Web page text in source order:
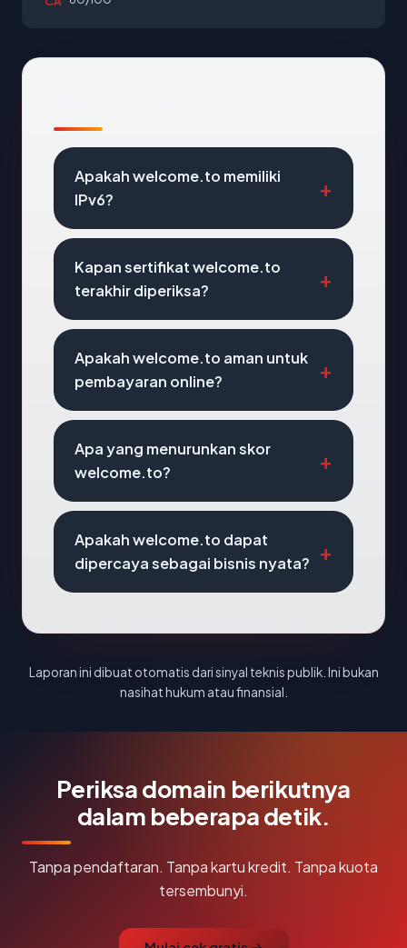
Apakah welcome.to memiliki
IPv6?
Kapan sertifikat welcome.to
terakhir diperiksa?
Apakah welcome.to aman untuk
pembayaran online?
Apa yang menurunkan skor
welcome.to?
Apakah welcome.to dapat
dipercaya sebagai bisnis nyata?
Laporan ini dibuat otomatis dari sinyal teknis publik. Ini bukan
nasihat hukum atau finansial.
Periksa domain berikutnya
dalam beberapa detik.
Tanpa pendaftaran. Tanpa kartu kredit. Tanpa kuota
tersembunyi.